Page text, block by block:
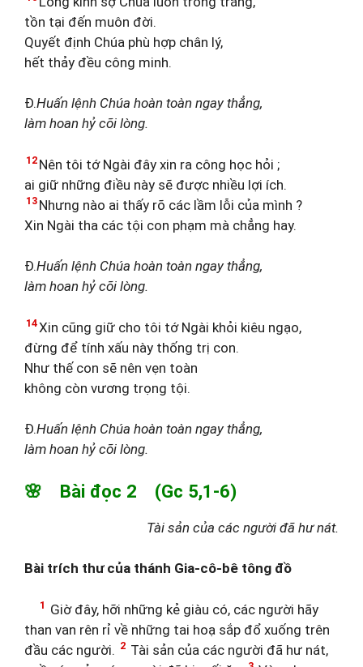
tồn tại đến muôn đời.
Quyết định Chúa phù hợp chân lý,
hết thảy đều công minh.
Đ.Huấn lệnh Chúa hoàn toàn ngay thẳng,
làm hoan hỷ cõi lòng.
12 Nên tôi tớ Ngài đây xin ra công học hỏi ;
ai giữ những điều này sẽ được nhiều lợi ích.
13 Nhưng nào ai thấy rõ các lầm lỗi của mình ?
Xin Ngài tha các tội con phạm mà chẳng hay.
Đ.Huấn lệnh Chúa hoàn toàn ngay thẳng,
làm hoan hỷ cõi lòng.
14Xin cũng giữ cho tôi tớ Ngài khỏi kiêu ngạo,
đừng để tính xấu này thống trị con.
Như thế con sẽ nên vẹn toàn
không còn vương trọng tội.
Đ.Huấn lệnh Chúa hoàn toàn ngay thẳng,
làm hoan hỷ cõi lòng.
🌸 Bài đọc 2 (Gc 5,1-6)
Tài sản của các người đã hư nát.
Bài trích thư của thánh Gia-cô-bê tông đồ
1 Giờ đây, hỡi những kẻ giàu có, các người hãy
than van rên rỉ về những tai hoạ sắp đổ xuống trên
đầu các người. 2 Tài sản của các người đã hư nát,